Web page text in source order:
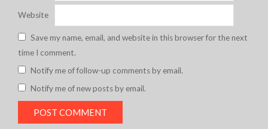
Website
Save my name, email, and website in this browser for the next
time I comment.
Notify me of follow-up comments by email.
Notify me of new posts by email.